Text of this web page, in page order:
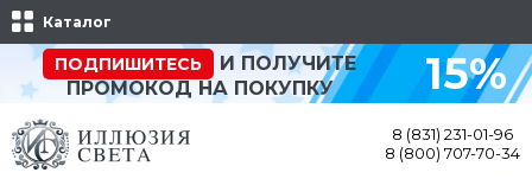
Каталог
ПОДПИШИТЕСЬ
И ПОЛУЧИТЕ
ПРОМОКОД НА ПОКУПКУ
15%
8 (831) 231-01-96
8 (800) 707-70-34